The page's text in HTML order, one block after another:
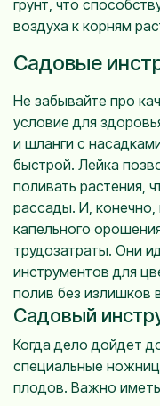
грунт, что
воздуха к корням
Садовые
Не забывайте про
условие для
и шланги с
быстрой. Лейка
поливать растения,
рассады. И,
капельного
трудозатраты. Они
инструментов для
полив без излишков
Садовый
Когда дело дойдет
специальные
плодов. Важно